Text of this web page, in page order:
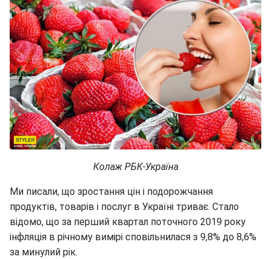
Колаж РБК-Україна
Ми писали, що зростання цін і подорожчання
продуктів, товарів і послуг в Україні триває. Стало
відомо, що за перший квартал поточного 2019 року
інфляція в річному вимірі сповільнилася з 9,8% до 8,6%
за минулий рік.